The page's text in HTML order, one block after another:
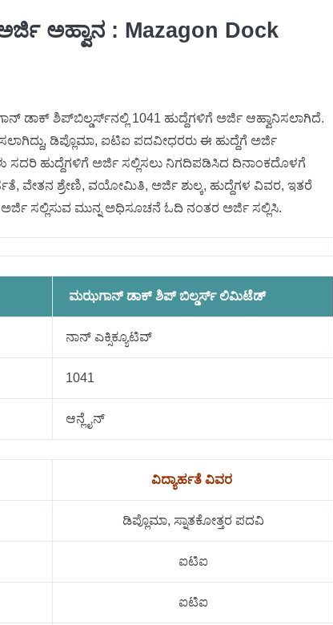
ಅಹ್ವಾನ : Mazagon Dock
ಡಾಕ್‌ ಶಿಪ್‌ಬಿಲ್ಡರ್ಸ್‌ನಲ್ಲಿ 1041 ಹುದ್ದೆಗಳಿಗೆ ಅರ್ಜಿ ಆಹ್ವಾನಿಸಲಾಗಿದೆ.
ಡಿಪ್ಲೊಮಾ, ಐಟಿಐ ಪದವೀಧರರು ಈ ಹುದ್ದೆಗೆ ಅರ್ಜಿ
ಸದರಿ ಹುದ್ದೆಗಳಿಗೆ ಅರ್ಜಿ ಸಲ್ಲಿಸಲು ನಿಗದಿಪಡಿಸಿದ ದಿನಾಂಕದೊಳಗೆ
ವೇತನ ಶ್ರೇಣಿ, ವಯೋಮಿತಿ, ಅರ್ಜಿ ಶುಲ್ಕ, ಹುದ್ದೆಗಳ ವಿವರ, ಇತರೆ
ಸಲ್ಲಿಸುವ ಮುನ್ನ ಅಧಿಸೂಚನೆ ಓದಿ ನಂತರ ಅರ್ಜಿ ಸಲ್ಲಿಸಿ.
ಮಝಗಾನ್ ಡಾಕ್ ಶಿಪ್ ಬಿಲ್ಡರ್ಸ್ ಲಿಮಿಟೆಡ್
ನಾನ್ ಎಕ್ಸಿಕ್ಯೂಟಿವ್
1041
ಆನ್ಲೈನ್
ವಿದ್ಯಾರ್ಹತೆ ವಿವರ
ಡಿಪ್ಲೊಮಾ, ಸ್ನಾತಕೋತ್ತರ ಪದವಿ
ಐಟಿಐ
ಐಟಿಐ